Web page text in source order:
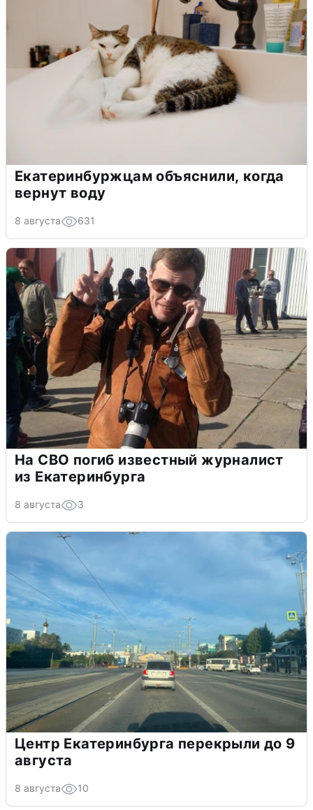
Екатеринбуржцам объяснили, когда
вернут воду
8 августа 631
На СВО погиб известный журналист
из Екатеринбурга
8 августа 3
Центр Екатеринбурга перекрыли до 9
августа
8 августа 10